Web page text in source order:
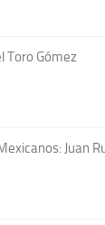
Toro Gómez
Juan